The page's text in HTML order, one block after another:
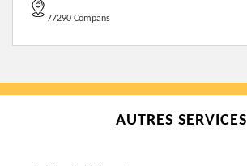
77290 Compans
AUTRES SERVICES